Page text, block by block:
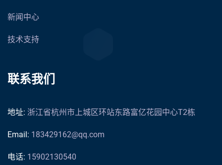
新闻中心
技术支持
联系我们
地址: 浙江省杭州市上城区环站东路富亿花园中心T2栋
Email: 183429162@qq.com
电话: 15902130540